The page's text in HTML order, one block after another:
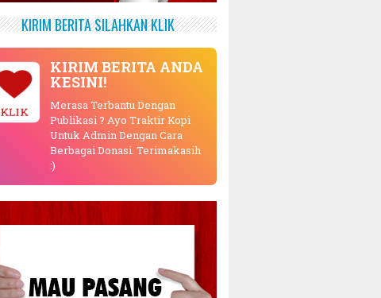
KIRIM BERITA SILAHKAN KLIK
KLIK
KIRIM BERITA ANDA
KESINI!
Merasa Terbantu Dengan
Publikasi ? Ayo Traktir Kopi
Untuk Admin Dengan Cara
Berbagai Donasi. Terimakasih
:)